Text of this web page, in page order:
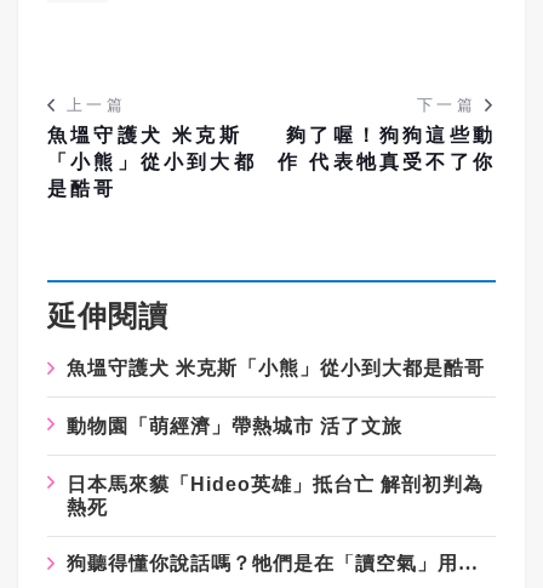
上一篇
魚塭守護犬 米克斯
「小熊」從小到大都
是酷哥
下一篇
夠了喔！狗狗這些動
作 代表牠真受不了你
延伸閱讀
魚塭守護犬 米克斯「小熊」從小到大都是酷哥
動物園「萌經濟」帶熱城市 活了文旅
日本馬來貘「Hideo英雄」抵台亡 解剖初判為
熱死
狗聽得懂你說話嗎？牠們是在「讀空氣」用心去懂你